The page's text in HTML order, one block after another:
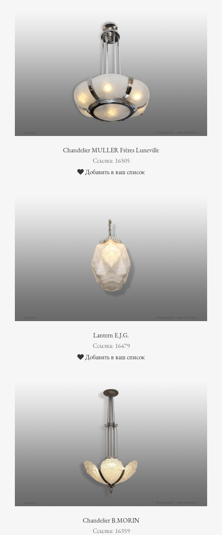
Chandelier MULLER Frères Luneville
Ссылка: 16505
Добавить в ваш список
Lantern E.J.G.
Ссылка: 16479
Добавить в ваш список
Chandelier B.MORIN
Ссылка: 16359